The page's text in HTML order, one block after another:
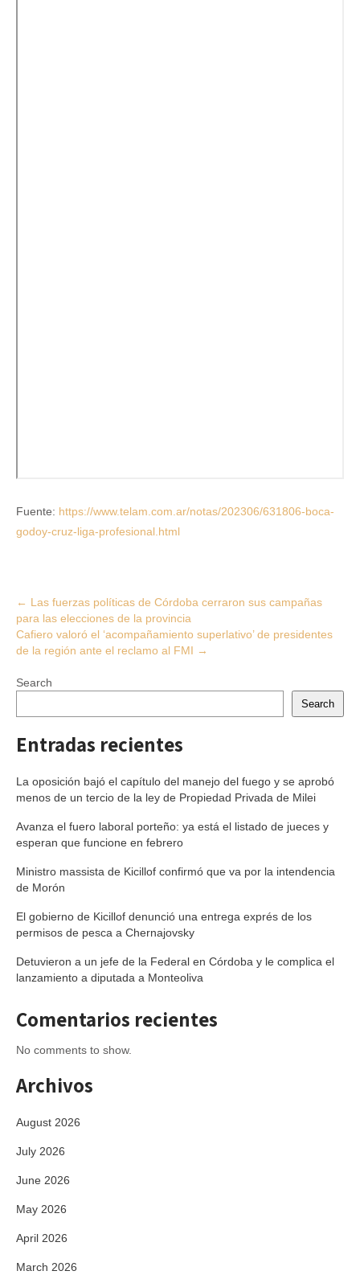
Fuente: https://www.telam.com.ar/notas/202306/631806-boca-
godoy-cruz-liga-profesional.html
Post
navigation
← Las fuerzas políticas de Córdoba cerraron sus campañas
para las elecciones de la provincia
Cafiero valoró el ‘acompañamiento superlativo’ de presidentes
de la región ante el reclamo al FMI →
Search
Search
Entradas recientes
La oposición bajó el capítulo del manejo del fuego y se aprobó
menos de un tercio de la ley de Propiedad Privada de Milei
Avanza el fuero laboral porteño: ya está el listado de jueces y
esperan que funcione en febrero
Ministro massista de Kicillof confirmó que va por la intendencia
de Morón
El gobierno de Kicillof denunció una entrega exprés de los
permisos de pesca a Chernajovsky
Detuvieron a un jefe de la Federal en Córdoba y le complica el
lanzamiento a diputada a Monteoliva
Comentarios recientes
No comments to show.
Archivos
August 2026
July 2026
June 2026
May 2026
April 2026
March 2026